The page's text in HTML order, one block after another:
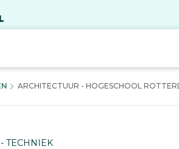
ARCHITECTUUR - HOGESCHOOL
TECHNIEK